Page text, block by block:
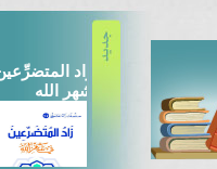
زاد
شهر الله